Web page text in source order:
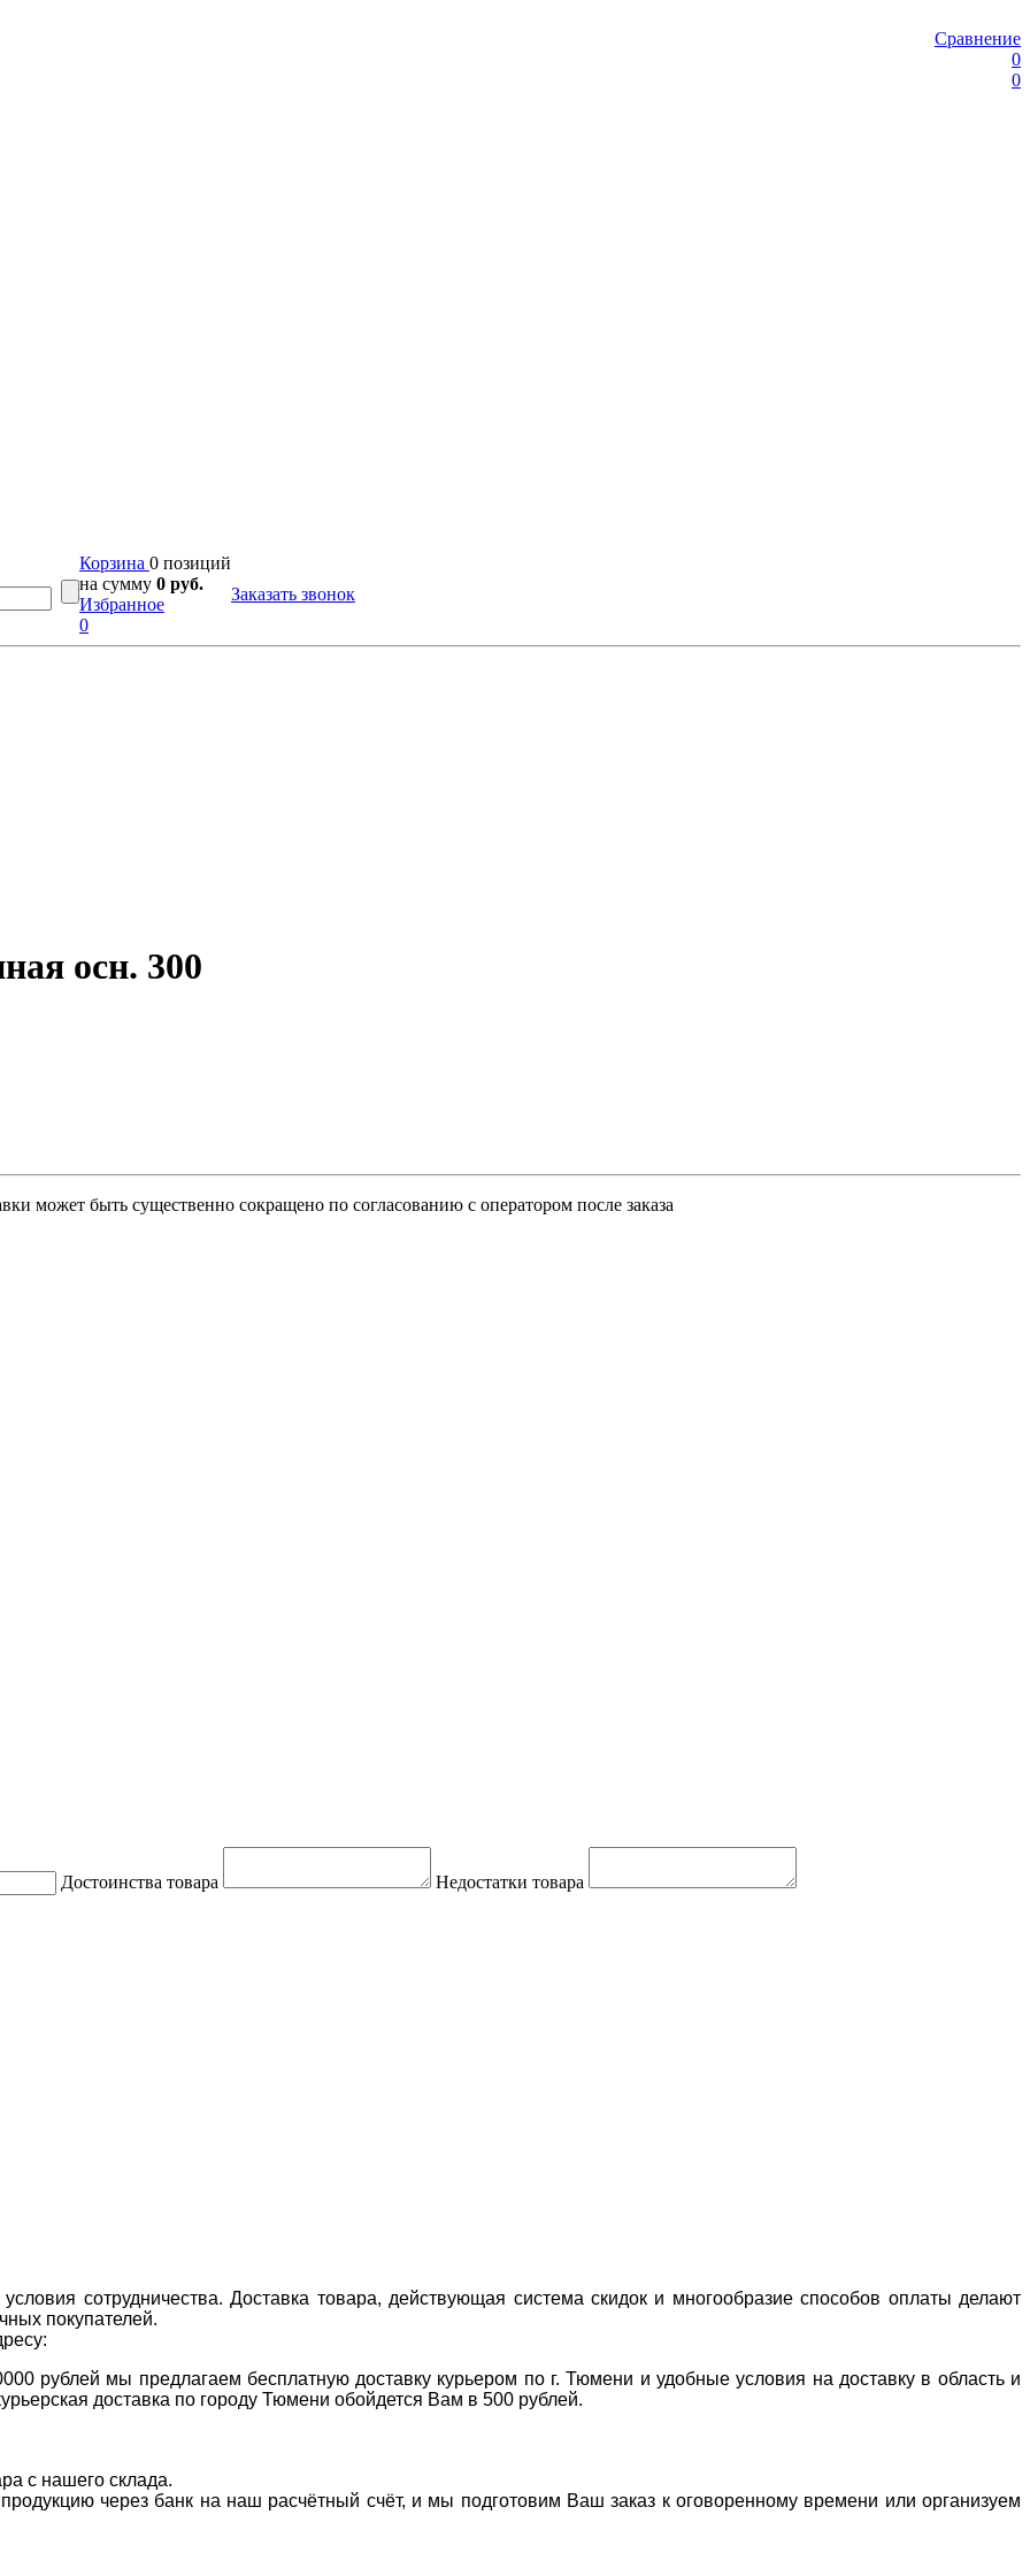
Сравнение
0
0
Корзина 0 позиций
на сумму 0 руб.
Избранное
0
Заказать звонок
осн. 300
может быть существенно сокращено по согласованию с оператором после заказа
Достоинства товара Недостатки товара
сотрудничества. Доставка товара, действующая система скидок и многообразие способов оплаты делают
покупателей.
рублей мы предлагаем бесплатную доставку курьером по г. Тюмени и удобные условия на доставку в область и
доставка по городу Тюмени обойдется Вам в 500 рублей.
с нашего склада.
через банк на наш расчётный счёт, и мы подготовим Ваш заказ к оговоренному времени или организуем